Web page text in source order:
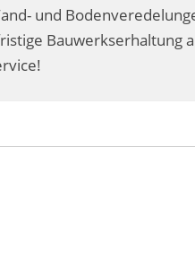
und
Bauwerkserhaltung